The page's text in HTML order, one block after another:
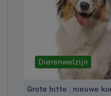
Dierenwelzijn
Grote hitte : nieuwe